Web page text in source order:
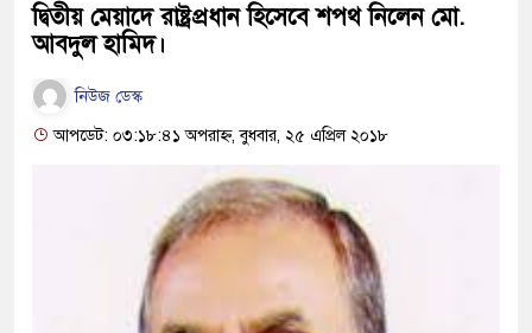
দ্বিতীয় মেয়াদে রাষ্ট্রপ্রধান হিসেবে শপথ নিলেন মো.
আবদুল হামিদ।
নিউজ ডেস্ক
আপডেট: ০৩:১৮:৪১ অপরাহ্ন, বুধবার, ২৫ এপ্রিল ২০১৮